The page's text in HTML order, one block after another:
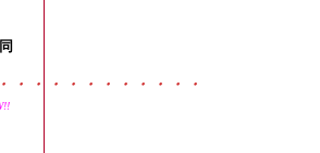
・・・・・・・・・・・